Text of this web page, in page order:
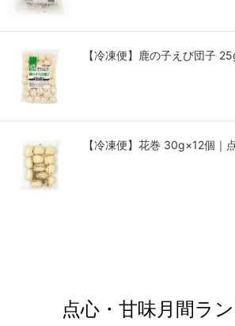
【冷凍便】鹿の子えび団子
【冷凍便】花巻 30g×12個｜
点心・甘味月間ラ